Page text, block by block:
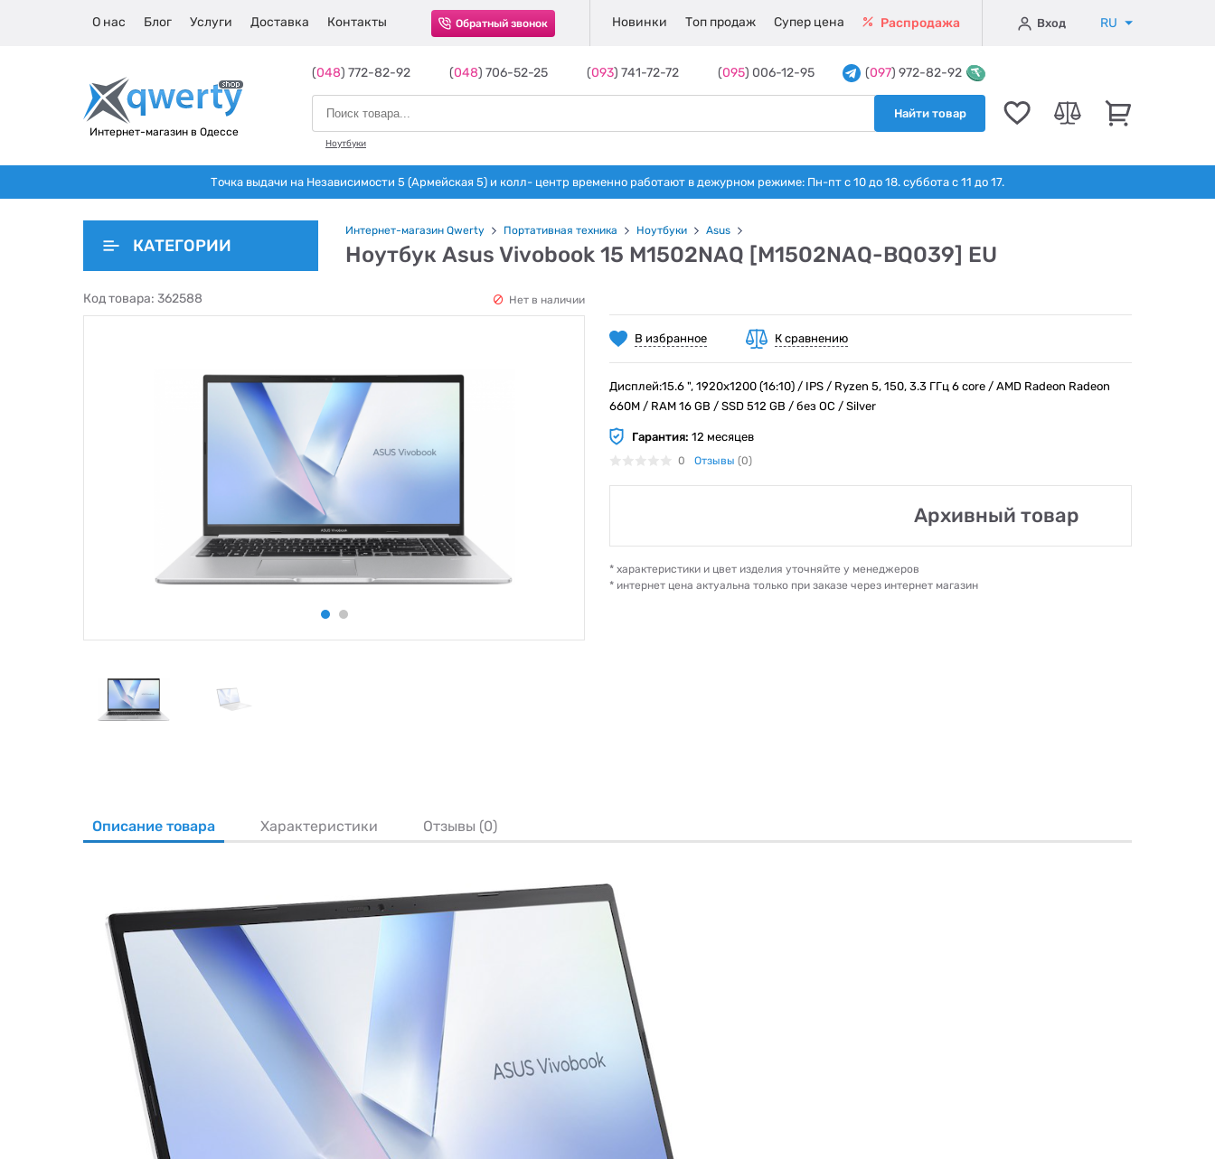
О нас Блог Услуги Доставка Контакты Обратный звонок Новинки Топ продаж Супер цена Распродажа Вход RU
Интернет-магазин в Одессе
(048) 772-82-92 (048) 706-52-25 (093) 741-72-72 (095) 006-12-95 (097) 972-82-92
Найти товар
Ноутбуки
Точка выдачи на Независимости 5 (Армейская 5) и колл- центр временно работают в дежурном режиме: Пн-пт с 10 до 18. суббота с 11 до 17.
КАТЕГОРИИ
Интернет-магазин Qwerty Портативная техника Ноутбуки Asus
Ноутбук Asus Vivobook 15 M1502NAQ [M1502NAQ-BQ039] EU
Код товара: 362588 Нет в наличии
В избранное К сравнению
Дисплей:15.6 ", 1920x1200 (16:10) / IPS / Ryzen 5, 150, 3.3 ГГц 6 core / AMD Radeon Radeon
660M / RAM 16 GB / SSD 512 GB / без ОС / Silver
Гарантия: 12 месяцев
0 Отзывы (0)
Архивный товар
* характеристики и цвет изделия уточняйте у менеджеров
* интернет цена актуальна только при заказе через интернет магазин
Описание товара Характеристики Отзывы (0)